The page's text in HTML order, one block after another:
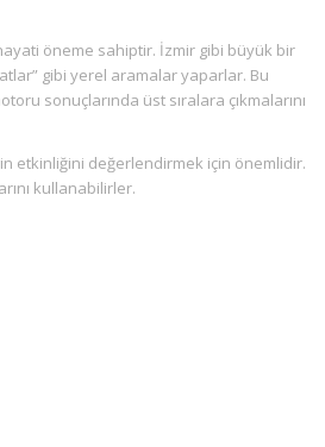
öneme sahiptir. İzmir gibi büyük bir
gibi yerel aramalar yaparlar. Bu
sonuçlarında üst sıralara çıkmalarını
etkinliğini değerlendirmek için önemlidir.
kullanabilirler.